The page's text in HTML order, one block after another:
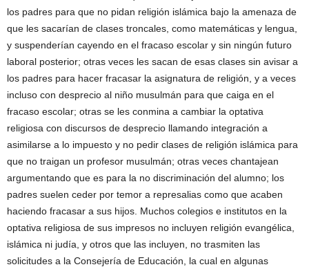
los padres para que no pidan religión islámica bajo la amenaza de
que les sacarían de clases troncales, como matemáticas y lengua,
y suspenderían cayendo en el fracaso escolar y sin ningún futuro
laboral posterior; otras veces les sacan de esas clases sin avisar a
los padres para hacer fracasar la asignatura de religión, y a veces
incluso con desprecio al niño musulmán para que caiga en el
fracaso escolar; otras se les conmina a cambiar la optativa
religiosa con discursos de desprecio llamando integración a
asimilarse a lo impuesto y no pedir clases de religión islámica para
que no traigan un profesor musulmán; otras veces chantajean
argumentando que es para la no discriminación del alumno; los
padres suelen ceder por temor a represalias como que acaben
haciendo fracasar a sus hijos. Muchos colegios e institutos en la
optativa religiosa de sus impresos no incluyen religión evangélica,
islámica ni judía, y otros que las incluyen, no trasmiten las
solicitudes a la Consejería de Educación, la cual en algunas